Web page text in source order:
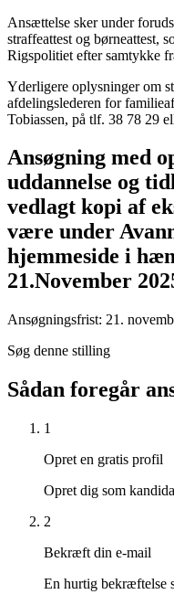
Ansættelse sker under
straffeattest og børneattest,
Rigspolitiet efter samtykke
Yderligere oplysninger om
afdelingslederen for
Tobiassen, på tlf. 38 78 29
Ansøgning med
uddannelse og
vedlagt kopi af
være under
hjemmeside i
21.November
Ansøgningsfrist: 21.
Søg denne stilling
Sådan foregår
1
Opret en gratis profil
Opret dig som
2
Bekræft din e-mail
En hurtig bekræftelse